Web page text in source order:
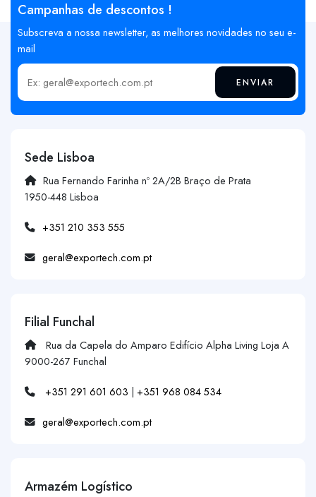
Campanhas de descontos !
Subscreva a nossa newsletter, as melhores novidades no seu e-
mail
Insira o seu email ENVIAR
Sede Lisboa
Rua Fernando Farinha nº 2A/2B Braço de Prata
1950-448 Lisboa
+351 210 353 555
geral@exportech.com.pt
Filial Funchal
Rua da Capela do Amparo Edifício Alpha Living Loja A
9000-267 Funchal
+351 291 601 603 | +351 968 084 534
geral@exportech.com.pt
Armazém Logístico